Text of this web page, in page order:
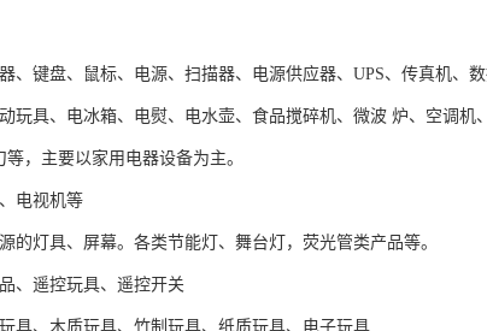
、键盘、鼠标、电源、扫描器、电源供应器、UPS、传真机、
玩具、电冰箱、电熨、电水壶、食品搅碎机、微波 炉、空调机
，主要以家用电器设备为主。
电视机等
的灯具、屏幕。各类节能灯、舞台灯，荧光管类产品等。
、遥控玩具、遥控开关
具、木质玩具、竹制玩具、纸质玩具、电子玩具